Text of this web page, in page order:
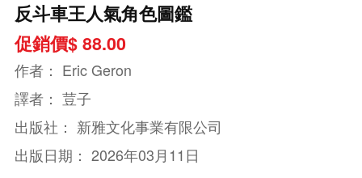
反斗車王人氣角色圖鑑
促銷價$ 88.00
作者： Eric Geron
譯者： 荳子
出版社： 新雅文化事業有限公司
出版日期： 2026年03月11日